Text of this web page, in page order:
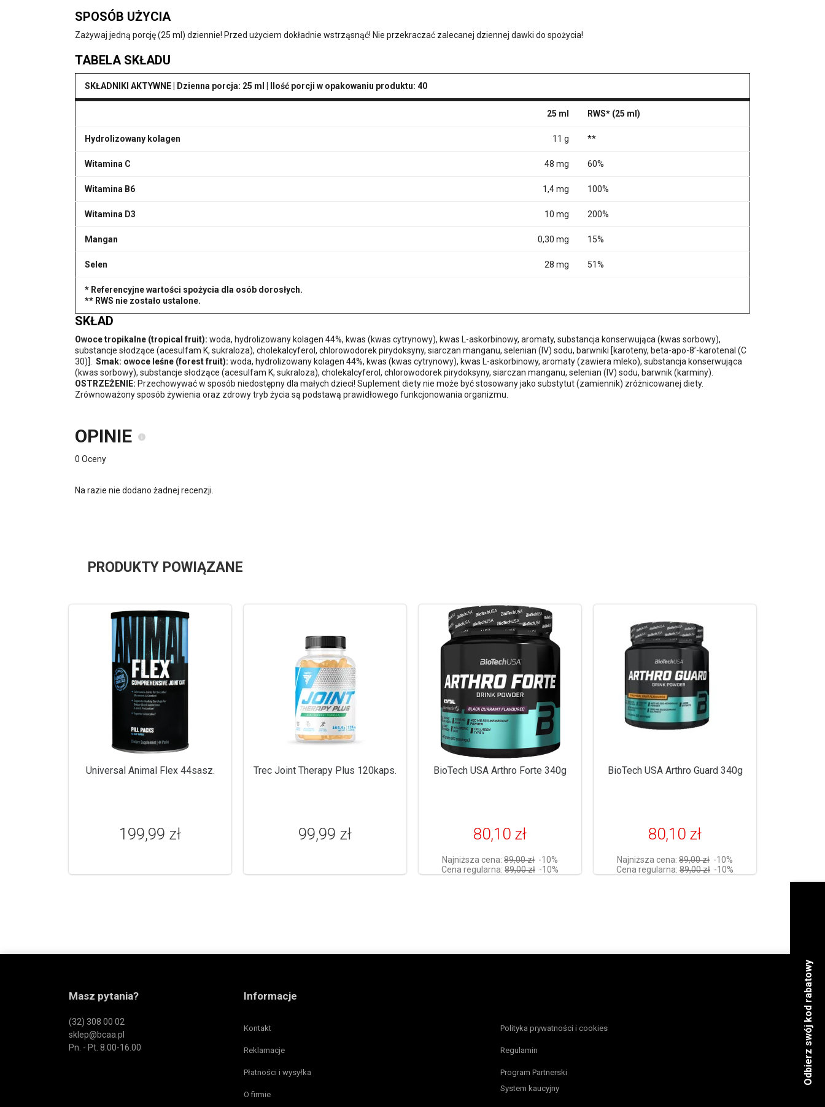
SPOSÓB UŻYCIA
Zażywaj jedną porcję (25 ml) dziennie! Przed użyciem dokładnie wstrząsnąć! Nie przekraczać zalecanej dziennej dawki do spożycia!
TABELA SKŁADU
SKŁADNIKI AKTYWNE | Dzienna porcja: 25 ml | Ilość porcji w opakowaniu produktu: 40
25 ml RWS* (25 ml)
Hydrolizowany kolagen 11 g **
Witamina C 48 mg 60%
Witamina B6 1,4 mg 100%
Witamina D3 10 mg 200%
Mangan 0,30 mg 15%
Selen 28 mg 51%
* Referencyjne wartości spożycia dla osób dorosłych.
** RWS nie zostało ustalone.
SKŁAD
Owoce tropikalne (tropical fruit): woda, hydrolizowany kolagen 44%, kwas (kwas cytrynowy), kwas L-askorbinowy, aromaty, substancja konserwująca (kwas sorbowy),
substancje słodzące (acesulfam K, sukraloza), cholekalcyferol, chlorowodorek pirydoksyny, siarczan manganu, selenian (IV) sodu, barwniki [karoteny, beta-apo-8’-karotenal (C
30)]. Smak: owoce leśne (forest fruit): woda, hydrolizowany kolagen 44%, kwas (kwas cytrynowy), kwas L-askorbinowy, aromaty (zawiera mleko), substancja konserwująca
(kwas sorbowy), substancje słodzące (acesulfam K, sukraloza), cholekalcyferol, chlorowodorek pirydoksyny, siarczan manganu, selenian (IV) sodu, barwnik (karminy).
OSTRZEŻENIE: Przechowywać w sposób niedostępny dla małych dzieci! Suplement diety nie może być stosowany jako substytut (zamiennik) zróżnicowanej diety.
Zrównoważony sposób żywienia oraz zdrowy tryb życia są podstawą prawidłowego funkcjonowania organizmu.
OPINIE
0 Oceny
Na razie nie dodano żadnej recenzji.
PRODUKTY POWIĄZANE
Universal Animal Flex 44sasz.
199,99 zł
Trec Joint Therapy Plus 120kaps.
99,99 zł
BioTech USA Arthro Forte 340g
80,10 zł
Najniższa cena: 89,00 zł -10%
Cena regularna: 89,00 zł -10%
BioTech USA Arthro Guard 340g
80,10 zł
Najniższa cena: 89,00 zł -10%
Cena regularna: 89,00 zł -10%
Masz pytania?
(32) 308 00 02
sklep@bcaa.pl
Pn. - Pt. 8.00-16.00
Informacje
Kontakt Polityka prywatności i cookies
Reklamacje Regulamin
Płatności i wysyłka Program Partnerski
O firmie
System kaucyjny